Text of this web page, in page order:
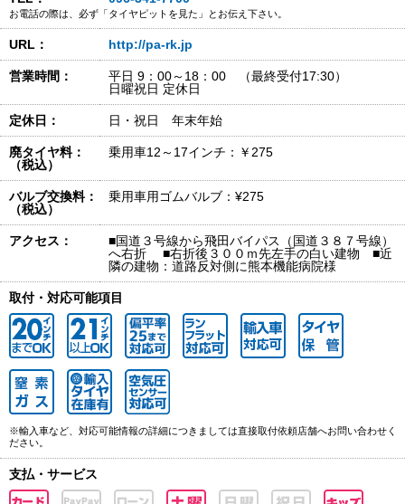
お電話の際は、必ず「タイヤピットを見た」とお伝え下さい。
URL： http://pa-rk.jp
営業時間：
平日 9：00～18：00 （最終受付17:30）
日曜祝日 定休日
定休日： 日・祝日 年末年始
廃タイヤ料：
（税込）
乗用車12～17インチ：￥275
バルブ交換料：
（税込）
乗用車用ゴムバルブ：¥275
アクセス：
■国道３号線から飛田バイパス（国道３８７号線）
へ右折 ■右折後３００ｍ先左手の白い建物 ■近
隣の建物：道路反対側に熊本機能病院様
取付・対応可能項目
※輸入車など、対応可能情報の詳細につきましては直接取付依頼店舗へお問い合わせく
ださい。
支払・サービス